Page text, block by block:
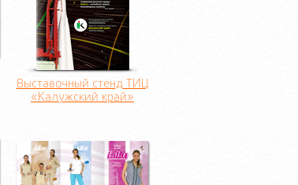
Выставочный стенд ТИЦ
«Калужский край»